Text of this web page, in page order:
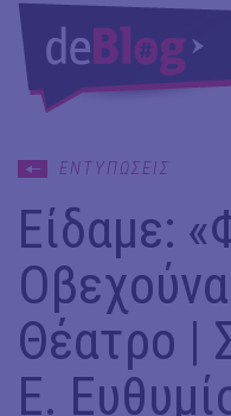
ΕΝΤΥΠΩΣΕΙΣ
Είδαμε:
Θέατρο |
Ε.